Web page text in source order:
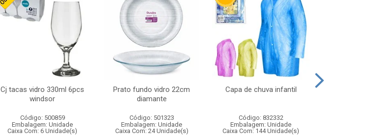
Cj tacas vidro 330ml 6pcs
windsor
Código: 500859
Embalagem: Unidade
Caixa Com: 6 Unidade(s)
Prato fundo vidro 22cm
diamante
Código: 501323
Embalagem: Unidade
Caixa Com: 24 Unidade(s)
Capa de chuva infantil
Código: 832332
Embalagem: Unidade
Caixa Com: 144 Unidade(s)